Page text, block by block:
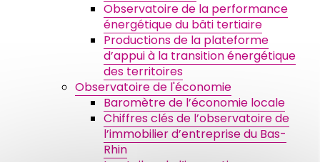
Observatoire de la performance
énergétique du bâti tertiaire
Productions de la plateforme
d’appui à la transition énergétique
des territoires
Observatoire de l'économie
Baromètre de l’économie locale
Chiffres clés de l’observatoire de
l’immobilier d’entreprise du Bas-
Rhin